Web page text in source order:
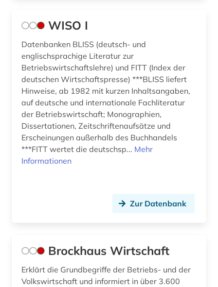
WISO I
Datenbanken BLISS (deutsch- und
englischsprachige Literatur zur
Betriebswirtschaftslehre) und FITT (Index der
deutschen Wirtschaftspresse) ***BLISS liefert
Hinweise, ab 1982 mit kurzen Inhaltsangaben,
auf deutsche und internationale Fachliteratur
der Betriebswirtschaft; Monographien,
Dissertationen, Zeitschriftenaufsätze und
Erscheinungen außerhalb des Buchhandels
***FITT wertet die deutschsp... Mehr
Informationen
Zur Datenbank
Brockhaus Wirtschaft
Erklärt die Grundbegriffe der Betriebs- und der
Volkswirtschaft und informiert in über 3.600